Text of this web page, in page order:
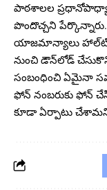
పాఠశాలల
పొందొచ్చని
యాజమాన్యాలు
నుంచి డౌన్‌లోడ్‌
సంబంధించి ఏమైనా
ఫోన్‌ నంబరుకు ఫోన్
కూడా ఏర్పాటు